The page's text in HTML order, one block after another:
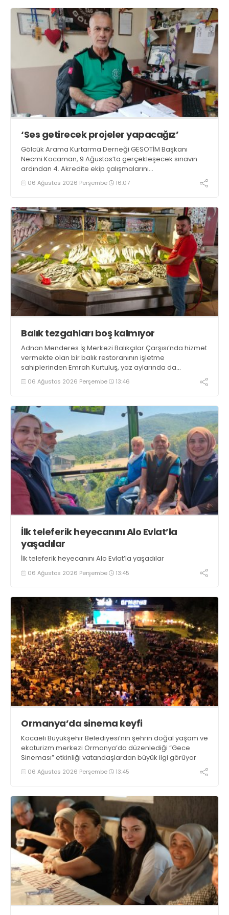
‘Ses getirecek projeler yapacağız’
Gölcük Arama Kurtarma Derneği GESOTİM Başkanı
Necmi Kocaman, 9 Ağustos’ta gerçekleşecek sınavın
ardından 4. Akredite ekip çalışmalarını
tamamlayacaklarını ifade ederek açıklamalarda
bulundu. Kocaman, “Gölcük’te ve Kocaeli genelinde ses
06 Ağustos 2026 Perşembe 16:07
Balık tezgahları boş kalmıyor
Adnan Menderes İş Merkezi Balıkçılar Çarşısı’nda hizmet
vermekte olan bir balık restoranının işletme
sahiplerinden Emrah Kurtuluş, yaz aylarında da
tezgahlarda taze balık bulunduğunu ifade ederek “Yıl
boyunca tezgahlarda taze balık bulmak mümkün
06 Ağustos 2026 Perşembe 13:46
İlk teleferik heyecanını Alo Evlat’la
yaşadılar
İlk teleferik heyecanını Alo Evlat’la yaşadılar
06 Ağustos 2026 Perşembe 13:45
Ormanya’da sinema keyfi
Kocaeli Büyükşehir Belediyesi’nin şehrin doğal yaşam ve
ekoturizm merkezi Ormanya’da düzenlediği “Gece
Sineması” etkinliği vatandaşlardan büyük ilgi görüyor
06 Ağustos 2026 Perşembe 13:45